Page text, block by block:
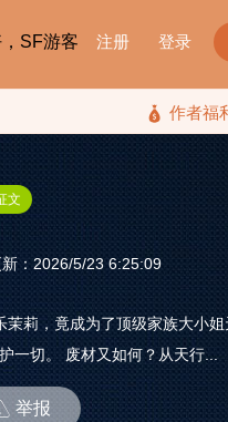
，SF游客 注册 登录
 作者福
文
：2026/5/23 6:25:09
莉，竟成为了顶级家族大小
一切。 废材又如何？从天行...
举报